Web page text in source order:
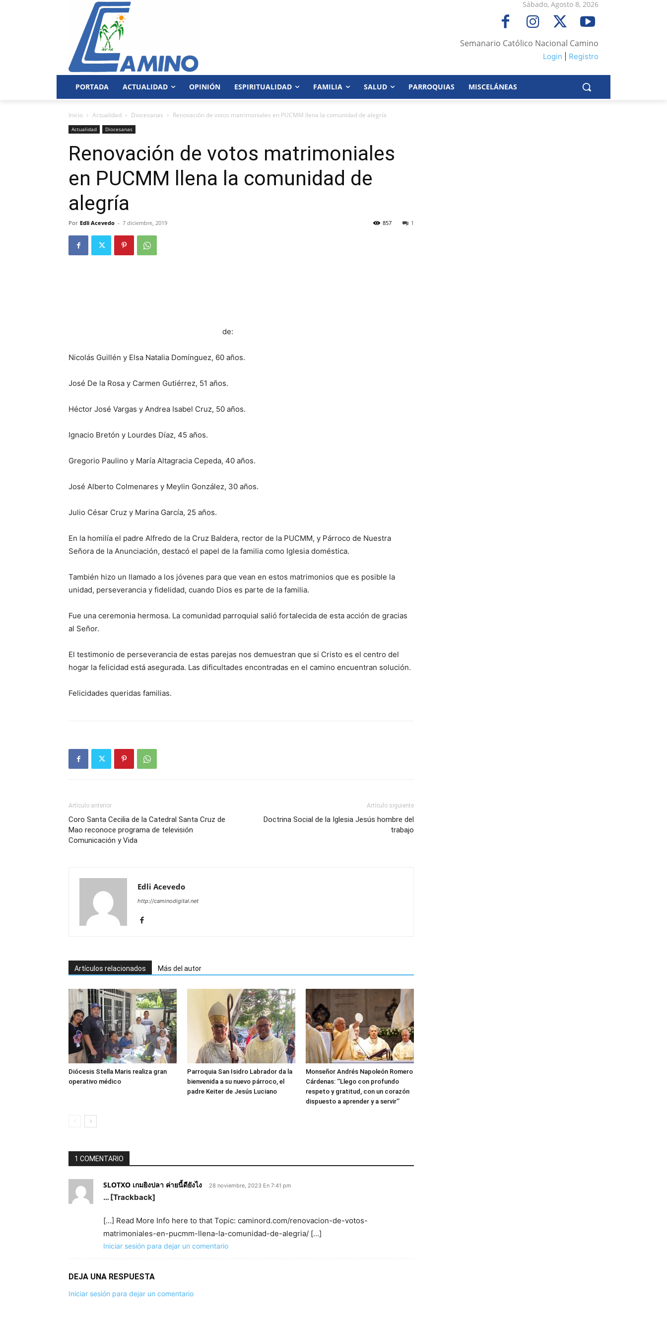
Sábado, Agosto 8, 2026
Semanario Católico Nacional Camino
Login Registro
PORTADA ACTUALIDAD OPINIÓN ESPIRITUALIDAD FAMILIA SALUD PARROQUIAS MISCELÁNEAS
Inicio Actualidad Diocesanas Renovación de votos matrimoniales en PUCMM llena la comunidad de alegría
Actualidad Diocesanas
Renovación de votos matrimoniales
en PUCMM llena la comunidad de
alegría
Por Edli Acevedo - 7 diciembre, 2019 1
857
de:
Nicolás Guillén y Elsa Natalia Domínguez, 60 años.
José De la Rosa y Carmen Gutiérrez, 51 años.
Héctor José Vargas y Andrea Isabel Cruz, 50 años.
Ignacio Bretón y Lourdes Díaz, 45 años.
Gregorio Paulino y María Altagracia Cepeda, 40 años.
José Alberto Colmenares y Meylin González, 30 años.
Julio César Cruz y Marina García, 25 años.
En la homilía el padre Alfredo de la Cruz Baldera, rector de la PUCMM, y Párroco de Nuestra
Señora de la Anunciación, destacó el papel de la familia como Iglesia doméstica.
También hizo un llamado a los jóvenes para que vean en estos matrimonios que es posible la
unidad, perseverancia y fidelidad, cuando Dios es parte de la familia.
Fue una ceremonia hermosa. La comunidad parroquial salió fortalecida de esta acción de gracias
al Señor.
El testimonio de perseverancia de estas parejas nos demuestran que si Cristo es el centro del
hogar la felicidad está asegurada. Las dificultades encontradas en el camino encuentran solución.
Felicidades queridas familias.
Artículo anterior
Coro Santa Cecilia de la Catedral Santa Cruz de
Mao reconoce programa de televisión
Comunicación y Vida
Artículo siguiente
Doctrina Social de la Iglesia Jesús hombre del
trabajo
Edli Acevedo
http://caminodigital.net
Artículos relacionados Más del autor
Diócesis Stella Maris realiza gran
operativo médico
Parroquia San Isidro Labrador da la
bienvenida a su nuevo párroco, el
padre Keiter de Jesús Luciano
Monseñor Andrés Napoleón Romero
Cárdenas: ‘‘Llego con profundo
respeto y gratitud, con un corazón
dispuesto a aprender y a servir’’
1 COMENTARIO
SLOTXO เกมยิงปลา ค่ายนี้ดียังไง 28 noviembre, 2023 En 7:41 pm
… [Trackback]
[…] Read More Info here to that Topic: caminord.com/renovacion-de-votos-
matrimoniales-en-pucmm-llena-la-comunidad-de-alegria/ […]
Iniciar sesión para dejar un comentario
DEJA UNA RESPUESTA
Iniciar sesión para dejar un comentario